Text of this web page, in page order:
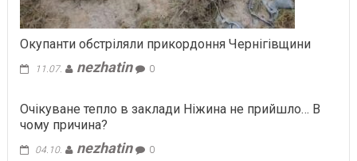
Окупанти обстріляли прикордоння Чернігівщини
11.07. nezhatin 0
Очікуване тепло в заклади Ніжина не прийшло… В
чому причина?
04.10. nezhatin 0